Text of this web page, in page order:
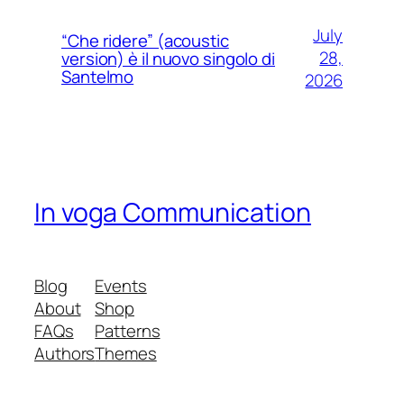
“Che ridere” (acoustic
version) è il nuovo singolo di
Santelmo
July
28,
2026
In voga Communication
Blog
About
FAQs
Authors
Events
Shop
Patterns
Themes